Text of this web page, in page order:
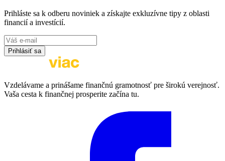
Prihláste sa k odberu noviniek a získajte exkluzívne tipy z oblasti
financií a investícií.
Prihlásiť sa
Vzdelávame a prinášame finančnú gramotnosť pre širokú verejnosť.
Vaša cesta k finančnej prosperite začína tu.